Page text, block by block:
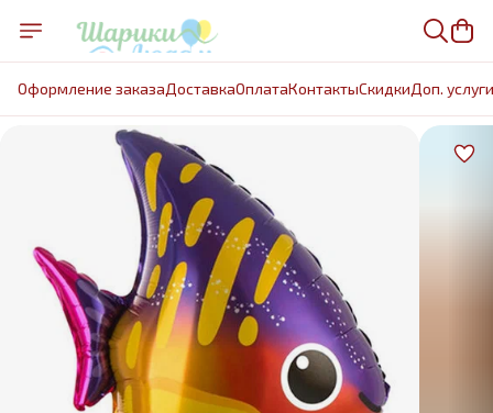
Оформление заказаДоставкаОплатаКонтактыCкидкиДоп. услуги